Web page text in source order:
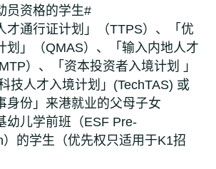
员资格的学生#
才通行证计划」（TTPS）、「优
划」（QMAS）、「输入内地人才
）、「资本投资者入境计划 」
技人才入境计划」(TechTAS) 或
身份」来港就业的父母子女
幼儿学前班（ESF Pre-
的学生（优先权只适用于K1招